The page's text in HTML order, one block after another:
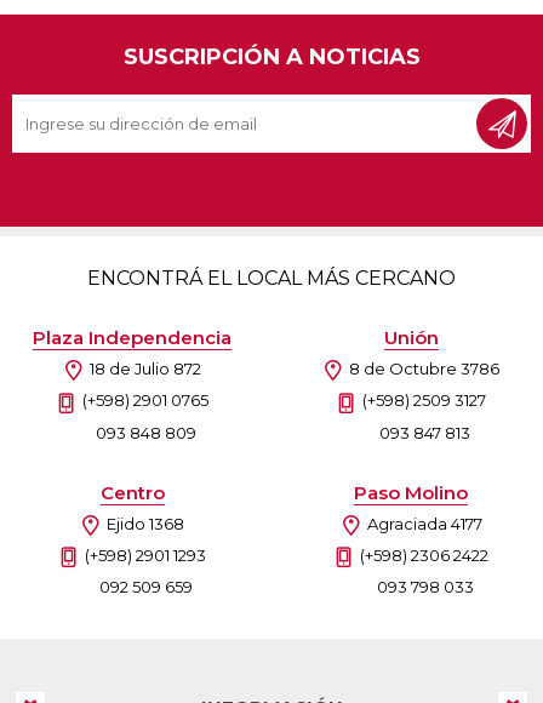
SUSCRIPCIÓN A NOTICIAS
ENCONTRÁ EL LOCAL MÁS CERCANO
Plaza Independencia
18 de Julio 872
(+598) 2901 0765
093 848 809
Unión
8 de Octubre 3786
(+598) 2509 3127
093 847 813
Centro
Ejido 1368
(+598) 2901 1293
092 509 659
Paso Molino
Agraciada 4177
(+598) 2306 2422
093 798 033